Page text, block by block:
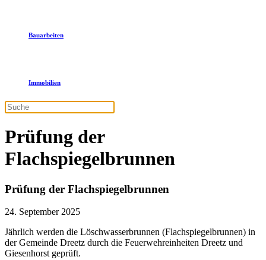
Bauarbeiten
Immobilien
Prüfung der
Flachspiegelbrunnen
Prüfung der Flachspiegelbrunnen
24. September 2025
Jährlich werden die Löschwasserbrunnen (Flachspiegelbrunnen) in
der Gemeinde Dreetz durch die Feuerwehreinheiten Dreetz und
Giesenhorst geprüft.